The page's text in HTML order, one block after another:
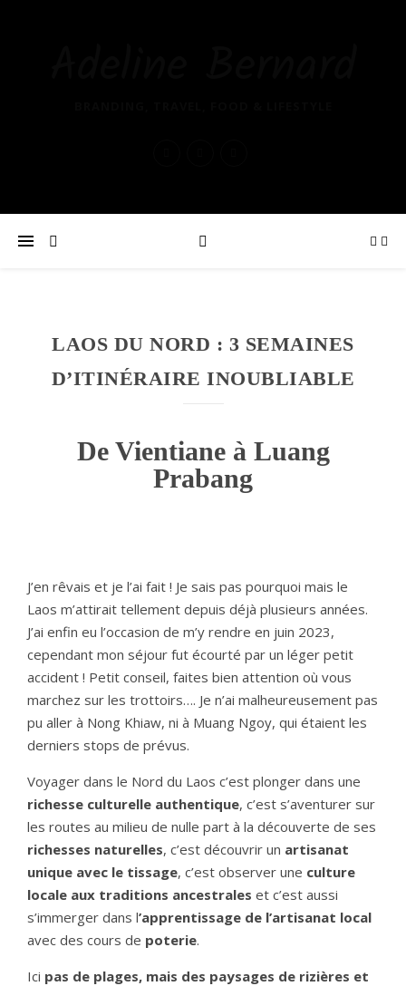
LAOS DU NORD : 3 SEMAINES
D’ITINÉRAIRE INOUBLIABLE
De Vientiane à Luang
Prabang
J’en rêvais et je l’ai fait ! Je sais pas pourquoi mais le
Laos m’attirait tellement depuis déjà plusieurs années.
J’ai enfin eu l’occasion de m’y rendre en juin 2023,
cependant mon séjour fut écourté par un léger petit
accident ! Petit conseil, faites bien attention où vous
marchez sur les trottoirs…. Je n’ai malheureusement pas
pu aller à Nong Khiaw, ni à Muang Ngoy, qui étaient les
derniers stops de prévus.
Voyager dans le Nord du Laos c’est plonger dans une
richesse culturelle authentique, c’est s’aventurer sur
les routes au milieu de nulle part à la découverte de ses
richesses naturelles, c’est découvrir un artisanat
unique avec le tissage, c’est observer une culture
locale aux traditions ancestrales et c’est aussi
s’immerger dans l’apprentissage de l’artisanat local
avec des cours de poterie.
Ici pas de plages, mais des paysages de rizières et